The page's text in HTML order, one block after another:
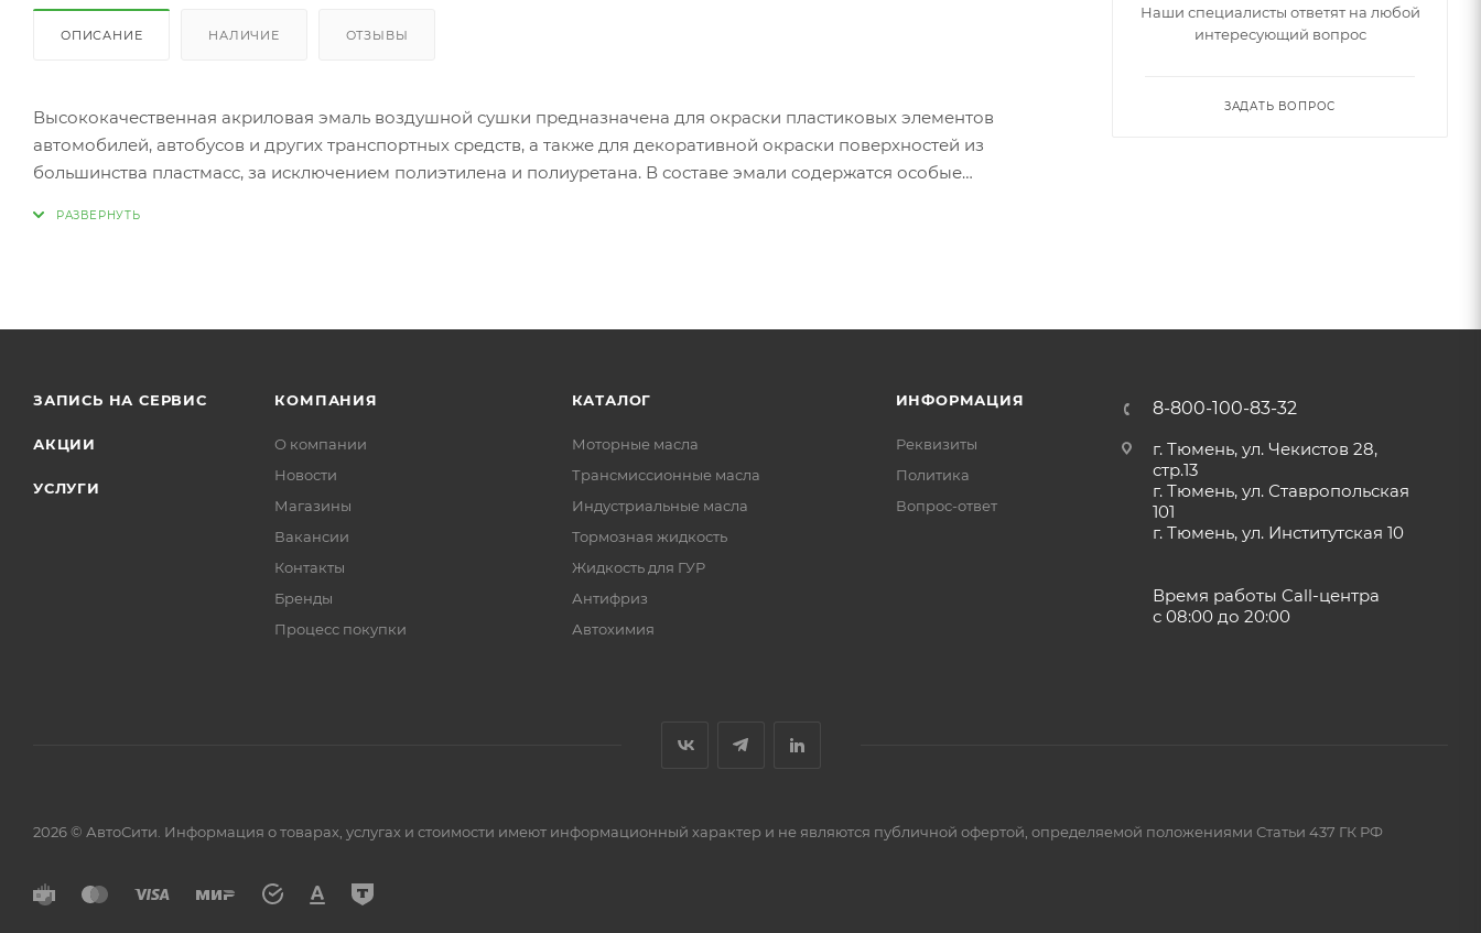
ОПИСАНИЕ НАЛИЧИЕ ОТЗЫВЫ
Высококачественная акриловая эмаль воздушной сушки предназначена для окраски пластиковых элементов
автомобилей, автобусов и других транспортных средств, а также для декоративной окраски поверхностей из
большинства пластмасс, за исключением полиэтилена и полиуретана. В составе эмали содержатся особые
Наши специалисты ответят на любой
интересующий вопрос
ЗАДАТЬ ВОПРОС
ЗАПИСЬ НА СЕРВИС
АКЦИИ
УСЛУГИ
КОМПАНИЯ
О компании
Новости
Магазины
Вакансии
Контакты
Бренды
Процесс покупки
КАТАЛОГ
Моторные масла
Трансмиссионные масла
Индустриальные масла
Тормозная жидкость
Жидкость для ГУР
Антифриз
Автохимия
ИНФОРМАЦИЯ
Реквизиты
Политика
Вопрос-ответ
8-800-100-83-32
г. Тюмень, ул. Чекистов 28,
стр.13
г. Тюмень, ул. Ставропольская
101
г. Тюмень, ул. Институтская 10
Время работы Call-центра
с 08:00 до 20:00
2026 © АвтоСити. Информация о товарах, услугах и стоимости имеют информационный характер и не являются публичной офертой, определяемой положениями Статьи 437 ГК РФ